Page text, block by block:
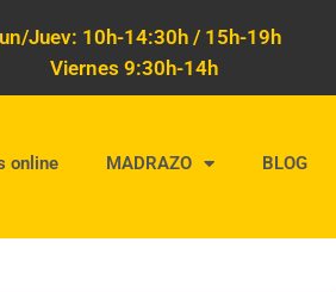
Juev: 10h-14:30h / 15h-19h
Viernes 9:30h-14h
online MADRAZO BLOG